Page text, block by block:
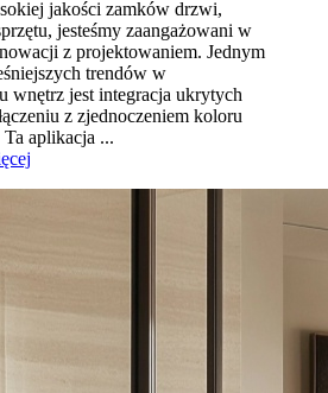
jakości zamków drzwi,
jesteśmy zaangażowani w
z projektowaniem. Jednym
trendów w
wnętrz jest integracja ukrytych
z zjednoczeniem koloru
aplikacja ...